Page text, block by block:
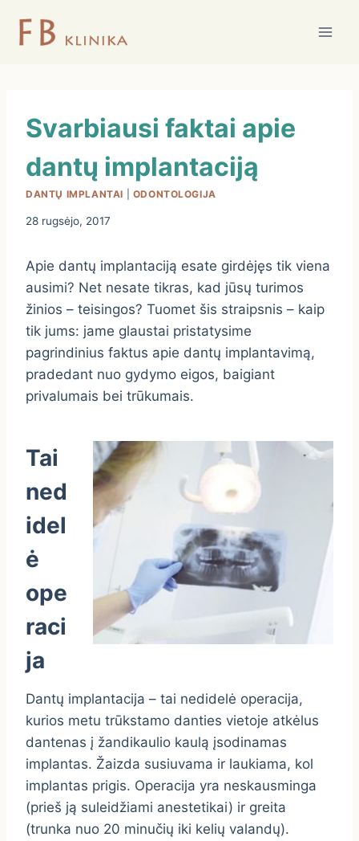
Svarbiausi faktai apie
dantų implantaciją
DANTŲ IMPLANTAI ODONTOLOGIJA
28 rugsėjo, 2017
Apie dantų implantaciją esate girdėjęs tik viena
ausimi? Net nesate tikras, kad jūsų turimos
žinios – teisingos? Tuomet šis straipsnis – kaip
tik jums: jame glaustai pristatysime
pagrindinius faktus apie dantų implantavimą,
pradedant nuo gydymo eigos, baigiant
privalumais bei trūkumais.
Tai
ned
idel
ė
ope
raci
ja
Dantų implantacija – tai nedidelė operacija,
kurios metu trūkstamo danties vietoje atkėlus
dantenas į žandikaulio kaulą įsodinamas
implantas. Žaizda susiuvama ir laukiama, kol
implantas prigis. Operacija yra neskausminga
(prieš ją suleidžiami anestetikai) ir greita
(trunka nuo 20 minučių iki kelių valandų).